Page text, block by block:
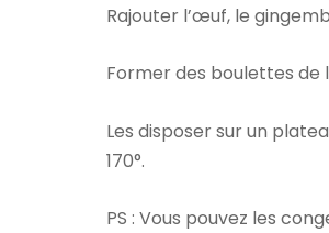
Rajouter l’œuf, le
Former des boulettes de
Les disposer sur un
170°.
PS : Vous pouvez les